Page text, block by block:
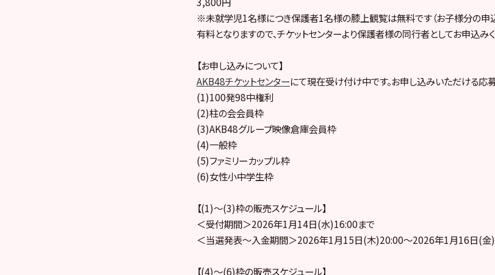
※未就学児1名様につき保護者1名様の膝上観覧は無料です（お子様分の申
有料となりますので、チケットセンターより保護者様の同行者としてお申込みく
【お申し込みについて】
AKB48チケットセンターにて現在受け付け中です。お申し込みいただける応
(1)100発98中権利
(2)柱の会会員枠
(3)AKB48グループ映像倉庫会員枠
(4)一般枠
(5)ファミリーカップル枠
(6)女性小中学生枠
【(1)～(3)枠の販売スケジュール】
＜受付期間＞2026年1月14日(水)16:00まで
＜当選発表～入金期間＞2026年1月15日(木)20:00～2026年1月16日(金
【(4)〜(6)枠の販売スケジュール】